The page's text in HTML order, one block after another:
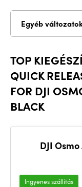
TOP
QUICK
FOR DJI
BLACK
DJI
Ingyenes szállítás